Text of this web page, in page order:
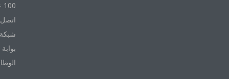
100 عام مع Daikin
اتصل
شبكة